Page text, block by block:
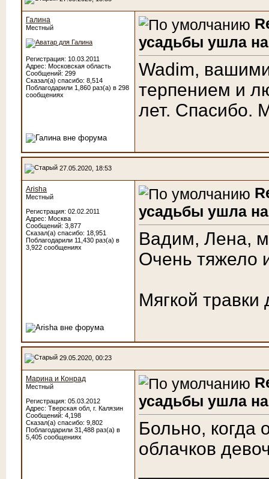
Галина
Местный
Регистрация: 10.03.2011
Адрес: Московская область
Сообщений: 299
Сказал(а) спасибо: 8,514
Поблагодарили 1,860 раз(а) в 298
сообщениях
усадьбы ушла
Wadim,
терпением и
лет. Спасибо.
27.05.2020, 18:53
Arisha
Местный
Регистрация: 02.02.2011
Адрес: Москва
Сообщений: 3,877
Сказал(а) спасибо: 18,951
Поблагодарили 11,430 раз(а) в
3,922 сообщениях
усадьбы ушла
Вадим, Лена,
Очень тяжело
Мягкой травки
29.05.2020, 00:23
Марина и Конрад
Местный
Регистрация: 05.03.2012
Адрес: Тверская обл, г. Калязин
Сообщений: 4,198
Сказал(а) спасибо: 9,802
Поблагодарили 31,488 раз(а) в
5,405 сообщениях
усадьбы ушла
Больно, когда
облачков